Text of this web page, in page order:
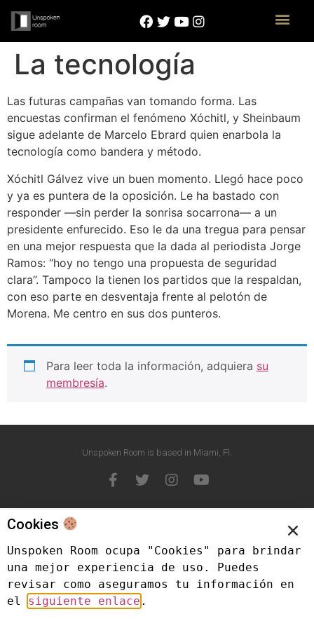
La tecnología
Las futuras campañas van tomando forma. Las
encuestas confirman el fenómeno Xóchitl, y Sheinbaum
sigue adelante de Marcelo Ebrard quien enarbola la
tecnología como bandera y método.
Xóchitl Gálvez vive un buen momento. Llegó hace poco
y ya es puntera de la oposición. Le ha bastado con
responder —sin perder la sonrisa socarrona— a un
presidente enfurecido. Eso le da una tregua para pensar
en una mejor respuesta que la dada al periodista Jorge
Ramos: “hoy no tengo una propuesta de seguridad
clara”. Tampoco la tienen los partidos que la respaldan,
con eso parte en desventaja frente al pelotón de
Morena. Me centro en sus dos punteros.
Para leer toda la información, adquiera su
membresía.
Unspoken Room is based in Miami, Fl.
Cookies
Unspoken Room ocupa "Cookies" para brindar
una mejor experiencia de uso. Puedes
revisar como aseguramos tu información en
el siguiente enlace .